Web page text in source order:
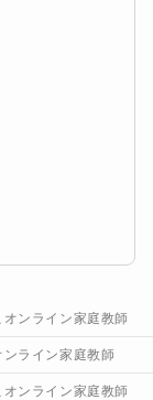
オンライン家庭教師
ンライン家庭教師
オンライン家庭教師